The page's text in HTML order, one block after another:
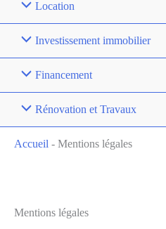
Location
Investissement immobilier
Financement
Rénovation et Travaux
Accueil - Mentions légales
Mentions légales